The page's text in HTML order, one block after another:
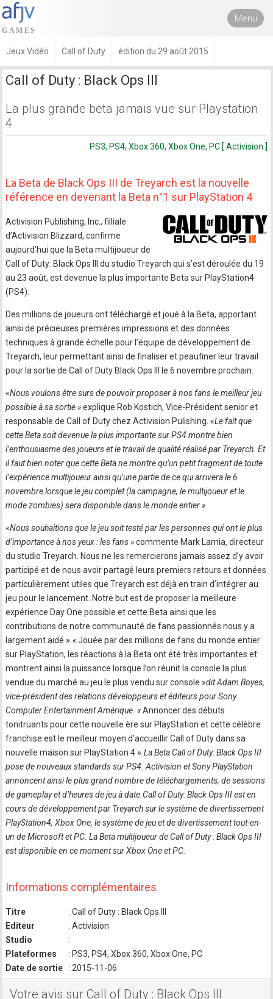
Menu
Jeux Vidéo Call of Duty édition du 29 août 2015
Call of Duty : Black Ops III
La plus grande beta jamais vue sur Playstation
4
PS3, PS4, Xbox 360, Xbox One, PC [ Activision ]
La Beta de Black Ops III de Treyarch est la nouvelle
référence en devenant la Beta n°1 sur PlayStation 4
Activision Publishing, Inc., filliale
d’Activision Blizzard, confirme
aujourd’hui que la Beta multijoueur de
Call of Duty: Black Ops III du studio Treyarch qui s’est déroulée du 19
au 23 août, est devenue la plus importante Beta sur PlayStation4
(PS4).
Des millions de joueurs ont téléchargé et joué à la Beta, apportant
ainsi de précieuses premières impressions et des données
techniques à grande échelle pour l’équipe de développement de
Treyarch, leur permettant ainsi de finaliser et peaufiner leur travail
pour la sortie de Call of Duty Black Ops III le 6 novembre prochain.
«Nous voulons être surs de pouvoir proposer à nos fans le meilleur jeu
possible à sa sortie »explique Rob Kostich, Vice-Président senior et
responsable de Call of Duty chez Activision Pulishing. «Le fait que
cette Beta soit devenue la plus importante sur PS4 montre bien
l’enthousiasme des joueurs et le travail de qualité réalisé par Treyarch. Et
il faut bien noter que cette Beta ne montre qu’un petit fragment de toute
l’expérience multijoueur ainsi qu’une partie de ce qui arrivera le 6
novembre lorsque le jeu complet (la campagne, le multijoueur et le
mode zombies) sera disponible dans le monde entier »
«Nous souhaitions que le jeu soit testé par les personnes qui ont le plus
d’importance à nos yeux : les fans »commente Mark Lamia, directeur
du studio Treyarch. Nous ne les remercierons jamais assez d’y avoir
participé et de nous avoir partagé leurs premiers retours et données
particulièrement utiles que Treyarch est déjà en train d’intégrer au
jeu pour le lancement. Notre but est de proposer la meilleure
expérience Day One possible et cette Beta ainsi que les
contributions de notre communauté de fans passionnés nous y a
largement aidé » .«Jouée par des millions de fans du monde entier
sur PlayStation, les réactions à la Beta ont été très importantes et
montrent ainsi la puissance lorsque l’on réunit la console la plus
vendue du marché au jeu le plus vendu sur console »dit Adam Boyes,
vice-président des relations développeurs et éditeurs pour Sony
Computer Entertainment Amérique. «Annoncer des débuts
tonitruants pour cette nouvelle ère sur PlayStation et cette célèbre
franchise est le meilleur moyen d’accueillir Call of Duty dans sa
nouvelle maison sur PlayStation 4 » .La Beta Call of Duty: Black Ops III
pose de nouveaux standards sur PS4. Activision et Sony PlayStation
annoncent ainsi le plus grand nombre de téléchargements, de sessions
de gameplay et d’heures de jeu à date.Call of Duty: Black Ops III est en
cours de développement par Treyarch sur le système de divertissement
PlayStation4, Xbox One, le système de jeu et de divertissement tout-en-
un de Microsoft et PC. La Beta multijoueur de Call of Duty : Black Ops III
est disponible en ce moment sur Xbox One et PC.
Informations complémentaires
Titre
: Call of Duty : Black Ops III
Editeur
: Activision
Studio
:
Plateformes
: PS3, PS4, Xbox 360, Xbox One, PC
Date de sortie
: 2015-11-06
Votre avis sur Call of Duty : Black Ops III